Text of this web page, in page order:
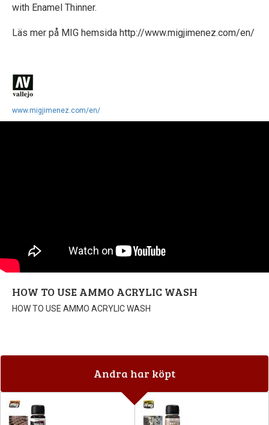
with Enamel Thinner.
Läs mer på MIG hemsida http://www.migjimenez.com/en/
www.migjimenez.com/en/
HOW TO USE AMMO ACRYLIC WASH
HOW TO USE AMMO ACRYLIC WASH
Andra har köpt